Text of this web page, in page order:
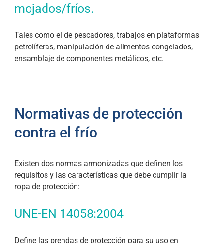
mojados/fríos.
Tales como el de pescadores, trabajos en plataformas
petrolíferas, manipulación de alimentos congelados,
ensamblaje de componentes metálicos, etc.
Normativas de protección
contra el frío
Existen dos normas armonizadas que definen los
requisitos y las características que debe cumplir la
ropa de protección:
UNE-EN 14058:2004
Define las prendas de protección para su uso en